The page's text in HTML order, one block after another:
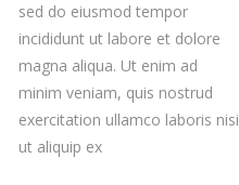
sed do eiusmod tempor
incididunt ut labore et dolore
magna aliqua. Ut enim ad
minim veniam, quis nostrud
exercitation ullamco laboris nisi
ut aliquip ex